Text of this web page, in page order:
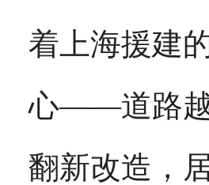
着上海援建
心——道路越
翻新改造，